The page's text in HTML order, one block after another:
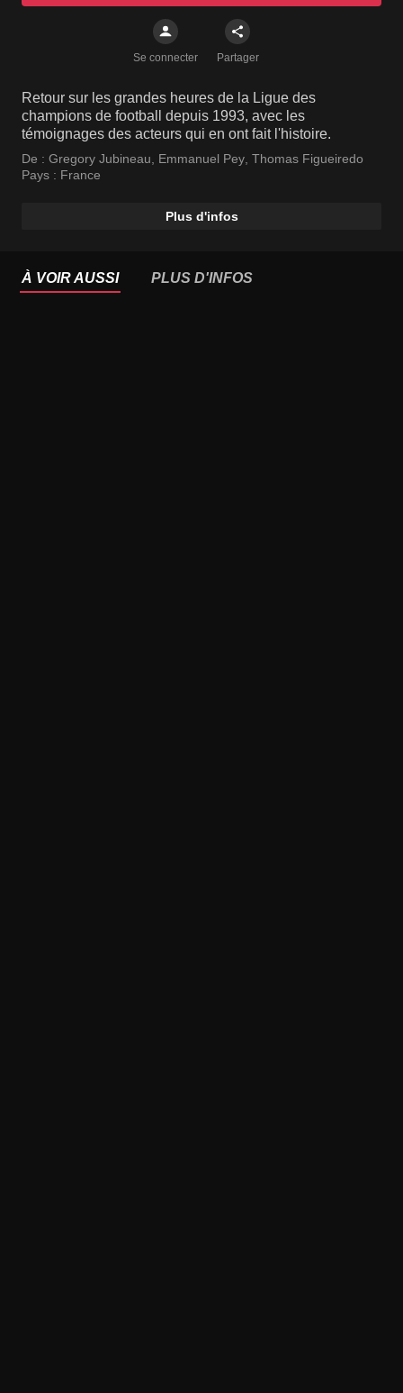
Se connecter Partager
Retour sur les grandes heures de la Ligue des
champions de football depuis 1993, avec les
témoignages des acteurs qui en ont fait l'histoire.
De : Gregory Jubineau, Emmanuel Pey, Thomas Figueiredo
Pays : France
Plus d'infos
À VOIR AUSSI PLUS D'INFOS